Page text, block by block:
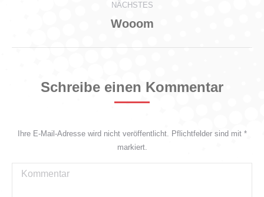
NÄCHSTES
Next
Wooom
Schreibe einen Kommentar
Ihre E-Mail-Adresse wird nicht veröffentlicht. Pflichtfelder sind mit *
markiert.
Kommentar